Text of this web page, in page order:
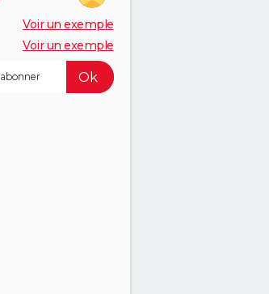
Voir un exemple
Voir un exemple